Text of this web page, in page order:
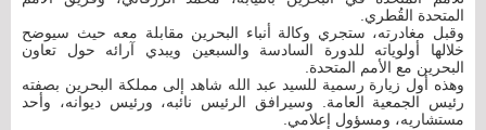
المتحدة القُطري.
وقبل مغادرته، ستجري وكالة أنباء البحرين مقابلة معه حيث سيوضح
خلالها أولوياته للدورة السادسة والسبعين ويبدي آرائه حول تعاون
البحرين مع الأمم المتحدة.
وهذه أول زيارة رسمية للسيد عبد الله شاهد إلى مملكة البحرين بصفته
رئيس الجمعية العامة. وسيرافق الرئيس نائبه، ورئيس ديوانه، وأحد
مستشاريه، ومسؤول إعلامي.